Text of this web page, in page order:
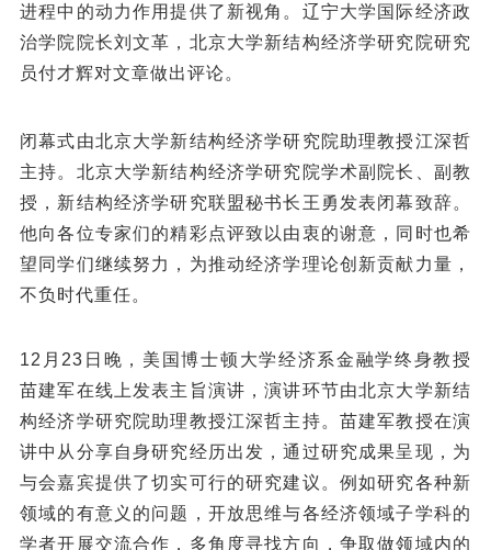
进程中的动力作用提供了新视角。辽宁大学国际经济政
治学院院长刘文革，北京大学新结构经济学研究院研究
员付才辉对文章做出评论。
闭幕式由北京大学新结构经济学研究院助理教授江深哲
主持。北京大学新结构经济学研究院学术副院长、副教
授，新结构经济学研究联盟秘书长王勇发表闭幕致辞。
他向各位专家们的精彩点评致以由衷的谢意，同时也希
望同学们继续努力，为推动经济学理论创新贡献力量，
不负时代重任。
12月23日晚，美国博士顿大学经济系金融学终身教授
苗建军在线上发表主旨演讲，演讲环节由北京大学新结
构经济学研究院助理教授江深哲主持。苗建军教授在演
讲中从分享自身研究经历出发，通过研究成果呈现，为
与会嘉宾提供了切实可行的研究建议。例如研究各种新
领域的有意义的问题，开放思维与各经济领域子学科的
学者开展交流合作，多角度寻找方向，争取做领域内的